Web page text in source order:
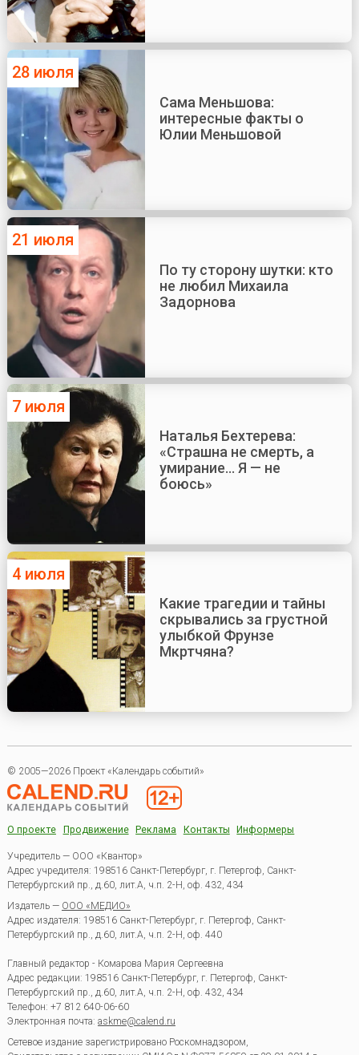
28 июля
Сама Меньшова:
интересные факты о
Юлии Меньшовой
21 июля
По ту сторону шутки: кто
не любил Михаила
Задорнова
7 июля
Наталья Бехтерева:
«Страшна не смерть, а
умирание... Я — не
боюсь»
4 июля
Какие трагедии и тайны
скрывались за грустной
улыбкой Фрунзе
Мкртчяна?
© 2005—2026 Проект «Календарь событий»
О проекте Продвижение Реклама Контакты Информеры
Учредитель — ООО «Квантор»
Адрес учредителя: 198516 Санкт-Петербург, г. Петергоф, Санкт-
Петербургский пр., д.60, лит.А, ч.п. 2-Н, оф. 432, 434
Издатель — ООО «МЕДИО»
Адрес издателя: 198516 Санкт-Петербург, г. Петергоф, Санкт-
Петербургский пр., д.60, лит.А, ч.п. 2-Н, оф. 440
Главный редактор - Комарова Мария Сергеевна
Адрес редакции: 198516 Санкт-Петербург, г. Петергоф, Санкт-
Петербургский пр., д.60, лит.А, ч.п. 2-Н, оф. 432, 434
Телефон: +7 812 640-06-60
Электронная почта: askme@calend.ru
Сетевое издание зарегистрировано Роскомнадзором,